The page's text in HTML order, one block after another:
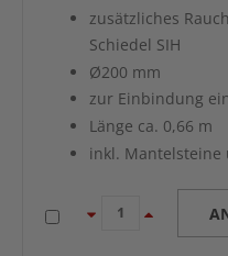
zusätzliches
Schiedel SIH
Ø200 mm
zur Einbindung
Länge ca. 0,66 m
inkl. Mantelsteine